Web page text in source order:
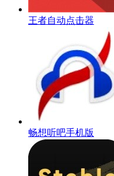
王者自动点击器
畅想听吧手机版